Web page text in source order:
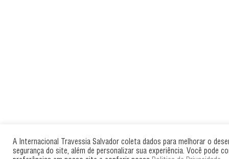
A Internacional Travessia Salvador coleta dados para melhorar o
segurança do site, além de personalizar sua experiência. Você pode